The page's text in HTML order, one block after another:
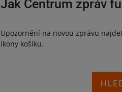
Jak Centrum zpráv
Upozornění na novou zprávu
ikony košíku.